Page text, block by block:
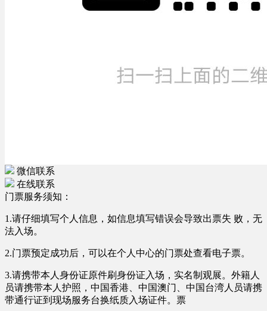
微信联系
在线联系
门票服务须知：
1.请仔细填写个人信息，如信息填写错误会导致出票失 败，无
法入场。
2.门票预定成功后，可以在个人中心的门票处查看电子票。
3.请携带本人身份证原件刷身份证入场，实名制观展。外籍人
员请携带本人护照，中国香港、中国澳门、中国台湾人员请携
带通行证到现场服务台换纸质入场证件。票